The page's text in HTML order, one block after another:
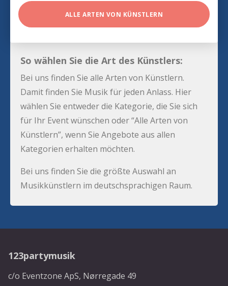
ALLE ARTEN VON KÜNSTLERN
So wählen Sie die Art des Künstlers:
Bei uns finden Sie alle Arten von Künstlern.
Damit finden Sie Musik für jeden Anlass. Hier
wählen Sie entweder die Kategorie, die Sie sich
für Ihr Event wünschen oder “Alle Arten von
Künstlern”, wenn Sie Angebote aus allen
Kategorien erhalten möchten.
Bei uns finden Sie die größte Auswahl an
Musikkünstlern im deutschsprachigen Raum.
123partymusik
c/o Eventzone ApS, Nørregade 49